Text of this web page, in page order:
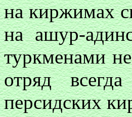
на киржимах
на ашур-
туркменами
отряд
персидских